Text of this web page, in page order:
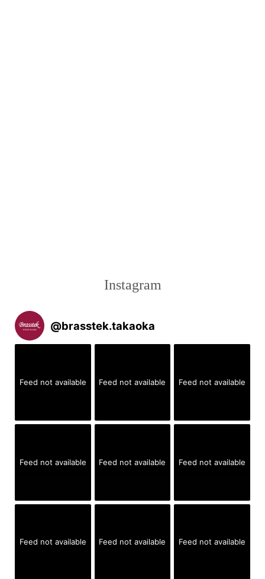
Instagram
@brasstek.takaoka
Feed not available Feed not available Feed not available
Feed not available Feed not available Feed not available
Feed not available Feed not available Feed not available